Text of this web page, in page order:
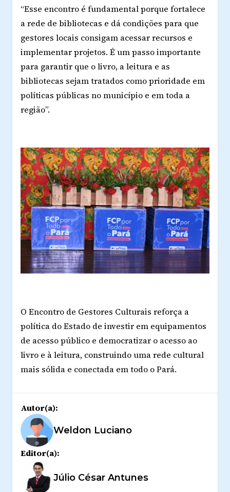
“Esse encontro é fundamental porque fortalece
a rede de bibliotecas e dá condições para que
gestores locais consigam acessar recursos e
implementar projetos. É um passo importante
para garantir que o livro, a leitura e as
bibliotecas sejam tratados como prioridade em
políticas públicas no município e em toda a
região”.
O Encontro de Gestores Culturais reforça a
política do Estado de investir em equipamentos
de acesso público e democratizar o acesso ao
livro e à leitura, construindo uma rede cultural
mais sólida e conectada em todo o Pará.
Autor(a):
Weldon Luciano
Editor(a):
Júlio César Antunes